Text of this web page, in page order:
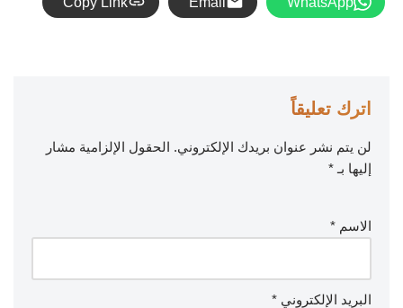
اترك تعليقاً
لن يتم نشر عنوان بريدك الإلكتروني. الحقول الإلزامية مشار
إليها بـ *
الاسم *
البريد الإلكتروني *